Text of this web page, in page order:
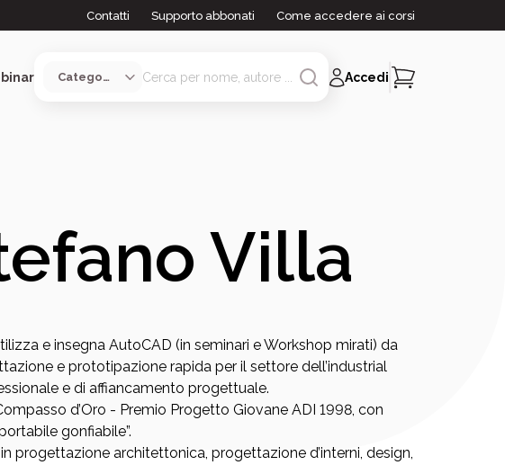
Contatti Supporto abbonati Come accedere ai corsi
Accedi
Villa
e insegna AutoCAD (in seminari e Workshop mirati) da
e prototipazione rapida per il settore dell’industrial
e di affiancamento progettuale.
d’Oro - Premio Progetto Giovane ADI 1998, con
gonfiabile”.
progettazione architettonica, progettazione d’interni, design,